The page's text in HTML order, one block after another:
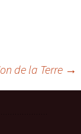
de la Terre →